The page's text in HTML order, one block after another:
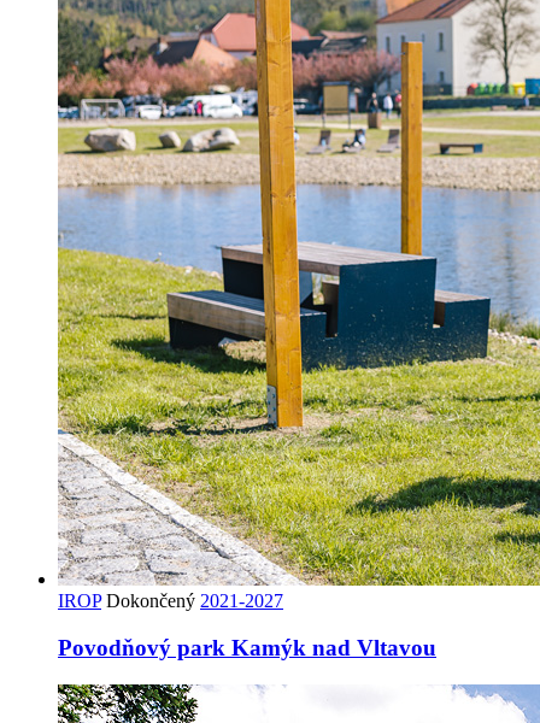
IROP Dokončený 2021-2027
Povodňový park Kamýk nad Vltavou